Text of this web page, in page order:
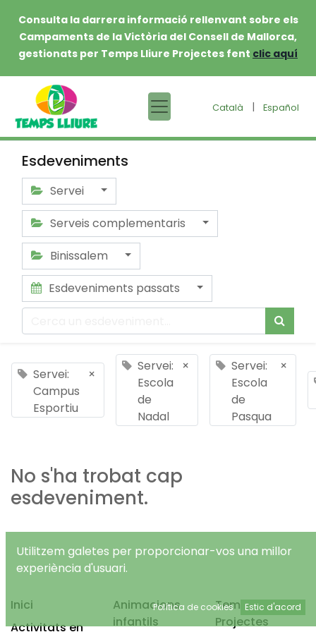
Consulta la darrera informació rellenvant sobre els
Campaments de la Victòria del Consell de Mallorca,
gestionats per Temps Lliure Projectes fent clic aquí
Català | Español
Esdeveniments
Servei
Serveis complementaris
Binissalem
Esdeveniments passats
Servei:
Campus
Esportiu
×
Servei:
Escola
de
Nadal
×
Servei:
Escola
de
Pasqua
×
No s'ha trobat cap
esdeveniment.
Inici
Activitats en
Animacions
infantils
Temps Lliure
Projectes
Utilitzem galetes per proporcionar-vos una millor
experiència d'usuari.
Política de cookies Estic d'acord